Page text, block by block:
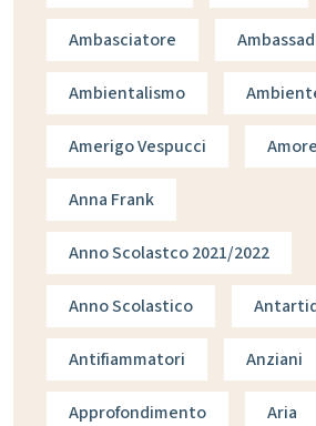
Ambasciatore
Ambientalismo
Amerigo Vespucci Amore
Anna Frank
Anno Scolastco 2021/2022
Anno Scolastico
Antifiammatori Anziani
Approfondimento Aria